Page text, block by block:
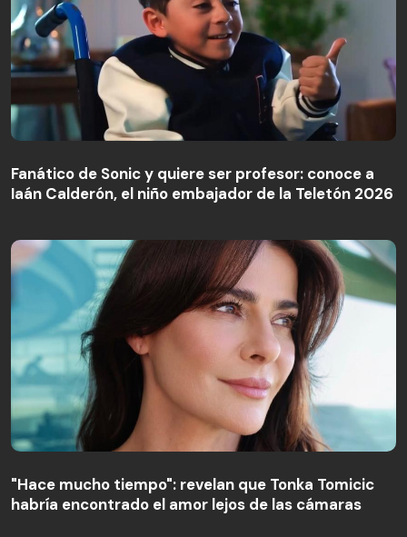
Iaán Calderón, el niño embajador de la Teletón 2026
Fanático de Sonic y quiere ser profesor: conoce a
Iaán Calderón, el niño embajador de la Teletón 2026
"Hace mucho tiempo": revelan que Tonka Tomicic
habría encontrado el amor lejos de las cámaras